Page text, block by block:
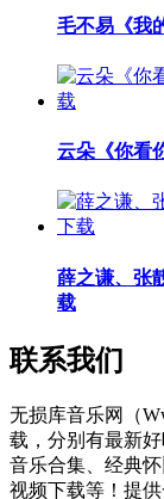
毛不易《我
云朵《你看
薛之谦、张
载
联系我们
无损库音乐网（
载，分别有最新
音乐合集、经典
视频下载等！提